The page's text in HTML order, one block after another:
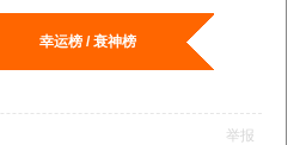
幸运榜 / 衰神榜
举报